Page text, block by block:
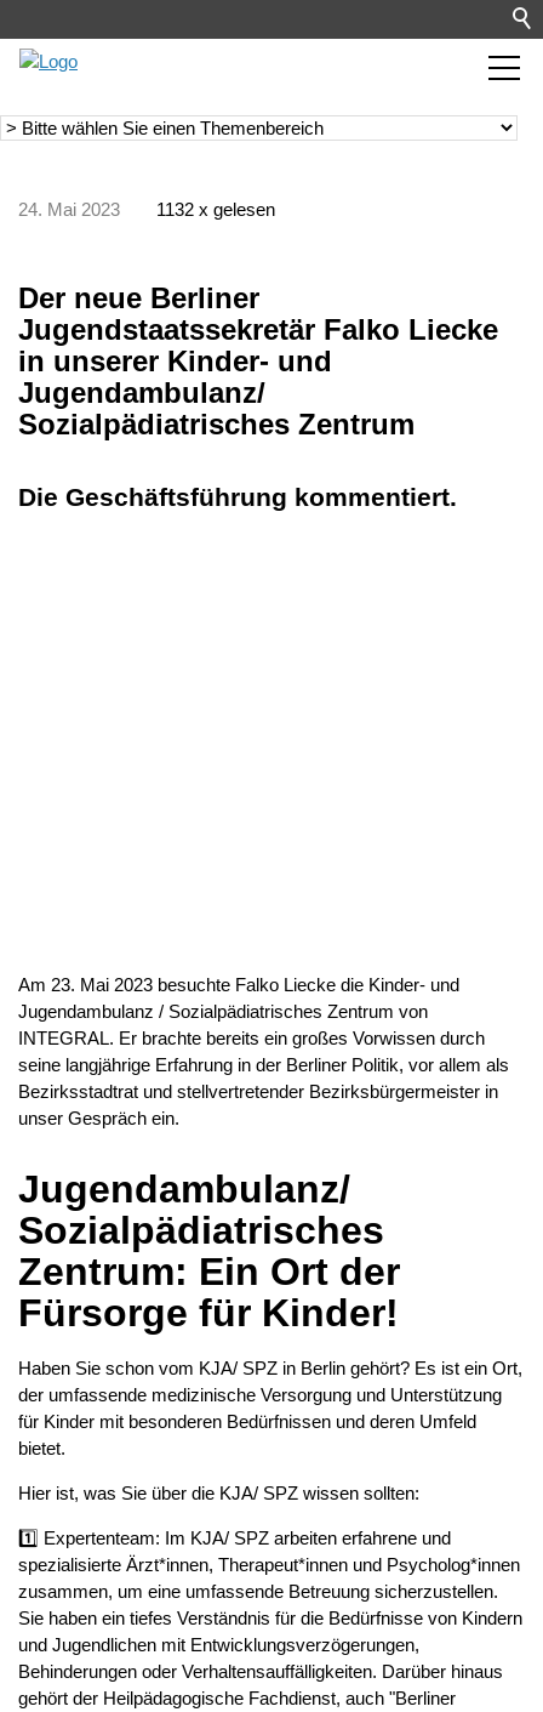
24. Mai 2023 1132 x gelesen
Der neue Berliner
Jugendstaatssekretär Falko Liecke
in unserer Kinder- und
Jugendambulanz/
Sozialpädiatrisches Zentrum
Die Geschäftsführung kommentiert.
Am 23. Mai 2023 besuchte Falko Liecke die Kinder- und
Jugendambulanz / Sozialpädiatrisches Zentrum von
INTEGRAL. Er brachte bereits ein großes Vorwissen durch
seine langjährige Erfahrung in der Berliner Politik, vor allem als
Bezirksstadtrat und stellvertretender Bezirksbürgermeister in
unser Gespräch ein.
Jugendambulanz/
Sozialpädiatrisches
Zentrum: Ein Ort der
Fürsorge für Kinder!
Haben Sie schon vom KJA/ SPZ in Berlin gehört? Es ist ein Ort,
der umfassende medizinische Versorgung und Unterstützung
für Kinder mit besonderen Bedürfnissen und deren Umfeld
bietet.
Hier ist, was Sie über die KJA/ SPZ wissen sollten:
1️⃣ Expertenteam: Im KJA/ SPZ arbeiten erfahrene und
spezialisierte Ärzt*innen, Therapeut*innen und Psycholog*innen
zusammen, um eine umfassende Betreuung sicherzustellen.
Sie haben ein tiefes Verständnis für die Bedürfnisse von Kindern
und Jugendlichen mit Entwicklungsverzögerungen,
Behinderungen oder Verhaltensauffälligkeiten. Darüber hinaus
gehört der Heilpädagogische Fachdienst, auch "Berliner